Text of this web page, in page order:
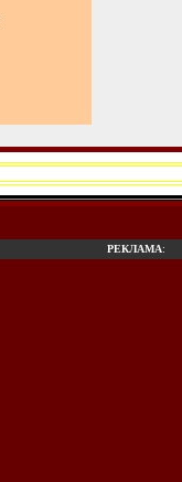
РЕКЛАМА: